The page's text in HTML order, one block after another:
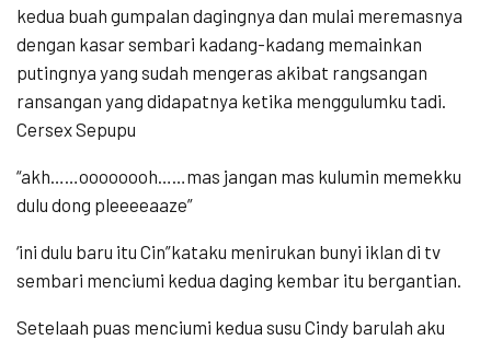
kedua buah gumpalan dagingnya dan mulai meremasnya
dengan kasar sembari kadang-kadang memainkan
putingnya yang sudah mengeras akibat rangsangan
ransangan yang didapatnya ketika menggulumku tadi.
Cersex Sepupu
“akh……oooooooh……mas jangan mas kulumin memekku
dulu dong pleeeeaaze”
‘ini dulu baru itu Cin”kataku menirukan bunyi iklan di tv
sembari menciumi kedua daging kembar itu bergantian.
Setelaah puas menciumi kedua susu Cindy barulah aku